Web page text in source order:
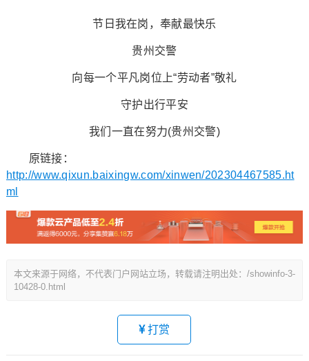
节日我在岗，奉献最快乐
贵州交警
向每一个平凡岗位上“劳动者”敬礼
守护出行平安
我们一直在努力(贵州交警)
原链接：
http://www.qixun.baixingw.com/xinwen/202304467585.ht
ml
本文来源于网络，不代表门户网站立场，转载请注明出处：/showinfo-3-
10428-0.html
打赏